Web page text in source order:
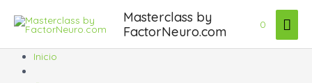
contenido
Masterclass by
FactorNeuro.com
0
Inicio